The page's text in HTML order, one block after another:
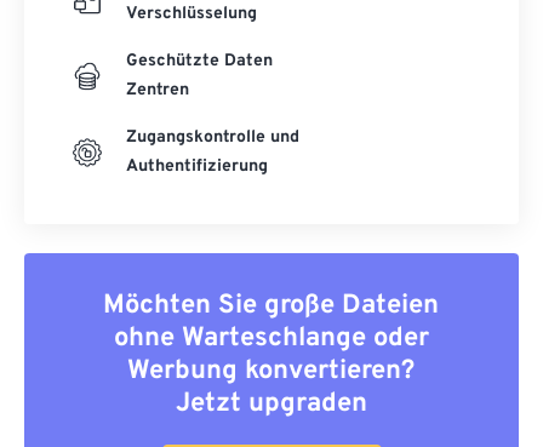
Verschlüsselung
Geschützte Daten
Zentren
Zugangskontrolle und
Authentifizierung
Möchten Sie große Dateien
ohne Warteschlange oder
Werbung konvertieren?
Jetzt upgraden